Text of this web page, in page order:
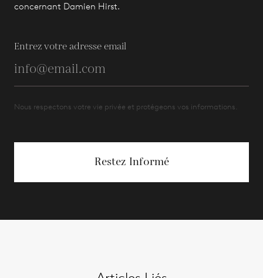
concernant Damien Hirst.
Entrez votre adresse email
Nous respectons votre vie privée et protégeons vos informations.
Restez Informé